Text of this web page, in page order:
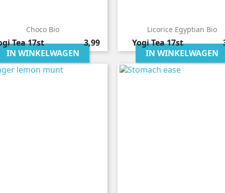
Choco Bio
Tea17st Prijs
3,99
IN WINKELWAGEN
Licorice Egyptian Bio
Yogi Tea17st
IN WINKELWAGEN